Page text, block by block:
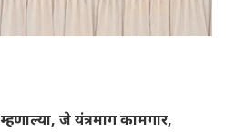
जे यंत्रमाग कामगार,